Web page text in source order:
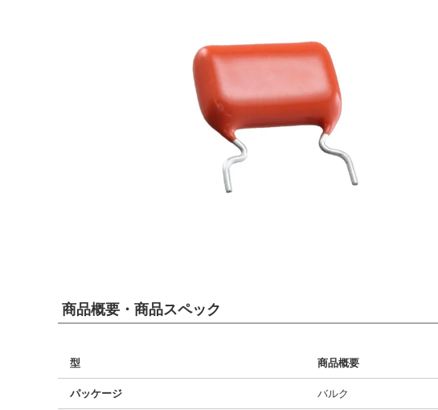
商品概要・商品スペック
型 商品概要
パッケージ バルク